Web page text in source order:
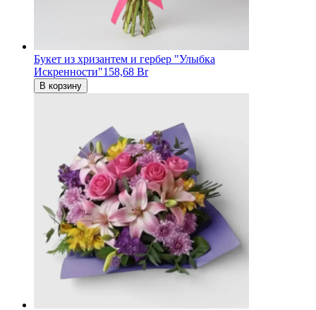
Букет из хризантем и гербер "Улыбка
Искренности"158,68 Br
В корзину